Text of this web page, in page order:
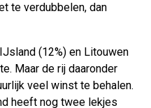
te verdubbelen, dan
(12%) en Litouwen
Maar de rij daaronder
veel winst te behalen.
heeft nog twee lekjes